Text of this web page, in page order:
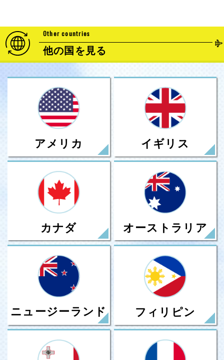
Other countries
他の国を見る
アメリカ イギリス
カナダ オーストラリア
ニュージーランド フィリピン